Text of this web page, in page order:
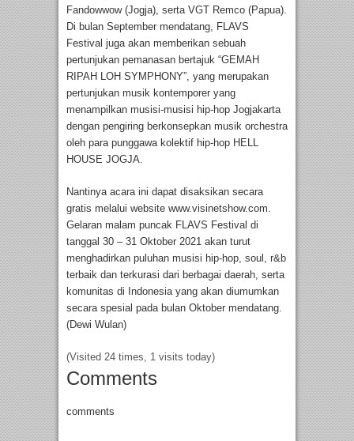
Fandowwow (Jogja), serta VGT Remco (Papua).
Di bulan September mendatang, FLAVS
Festival juga akan memberikan sebuah
pertunjukan pemanasan bertajuk “GEMAH
RIPAH LOH SYMPHONY”, yang merupakan
pertunjukan musik kontemporer yang
menampilkan musisi-musisi hip-hop Jogjakarta
dengan pengiring berkonsepkan musik orchestra
oleh para punggawa kolektif hip-hop HELL
HOUSE JOGJA.
Nantinya acara ini dapat disaksikan secara
gratis melalui website www.visinetshow.com.
Gelaran malam puncak FLAVS Festival di
tanggal 30 – 31 Oktober 2021 akan turut
menghadirkan puluhan musisi hip-hop, soul, r&b
terbaik dan terkurasi dari berbagai daerah, serta
komunitas di Indonesia yang akan diumumkan
secara spesial pada bulan Oktober mendatang.
(Dewi Wulan)
(Visited 24 times, 1 visits today)
Comments
comments